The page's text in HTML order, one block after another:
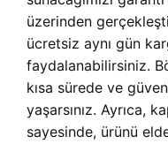
üzerinden
ücretsiz aynı gün
faydalanabilirsiniz.
kısa sürede ve
yaşarsınız. Ayrıca,
sayesinde, ürünü